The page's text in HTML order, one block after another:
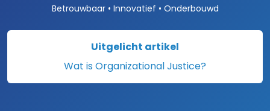
Betrouwbaar • Innovatief • Onderbouwd
Uitgelicht artikel
Wat is Organizational Justice?